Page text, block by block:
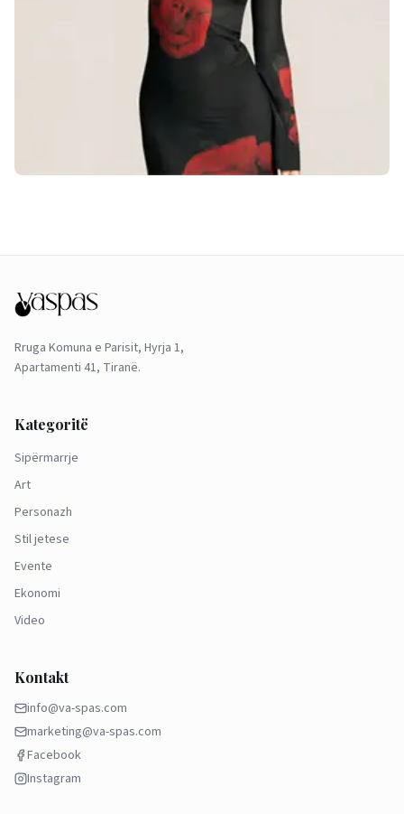
Rruga Komuna e Parisit, Hyrja 1,
Apartamenti 41, Tiranë.
Kategoritë
Sipërmarrje
Art
Personazh
Stil jetese
Evente
Ekonomi
Video
Kontakt
info@va-spas.com
marketing@va-spas.com
Facebook
Instagram